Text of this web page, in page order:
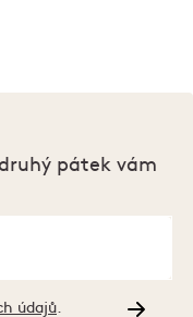
pátek vám
údajů